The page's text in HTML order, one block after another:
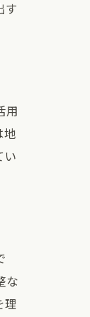
す
用
地
い
な
理